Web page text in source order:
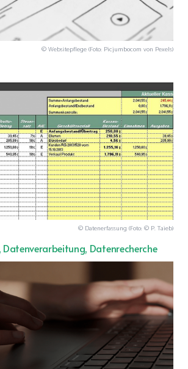
© Websitepflege (Foto: Picjumbocom von Pexels)
© Datenerfassung (Foto: © P. Taieb)
Datenrecherche